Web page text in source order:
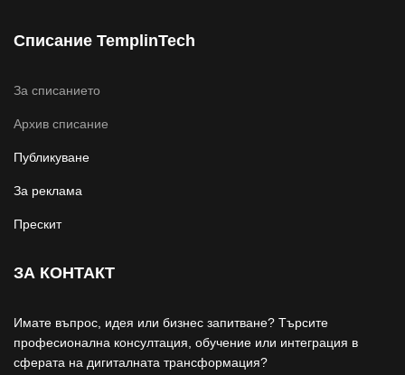
Списание TemplinTech
За списанието
Архив списание
Публикуване
За реклама
Прескит
ЗА КОНТАКТ
Имате въпрос, идея или бизнес запитване? Търсите
професионална консултация, обучение или интеграция в
сферата на дигиталната трансформация?